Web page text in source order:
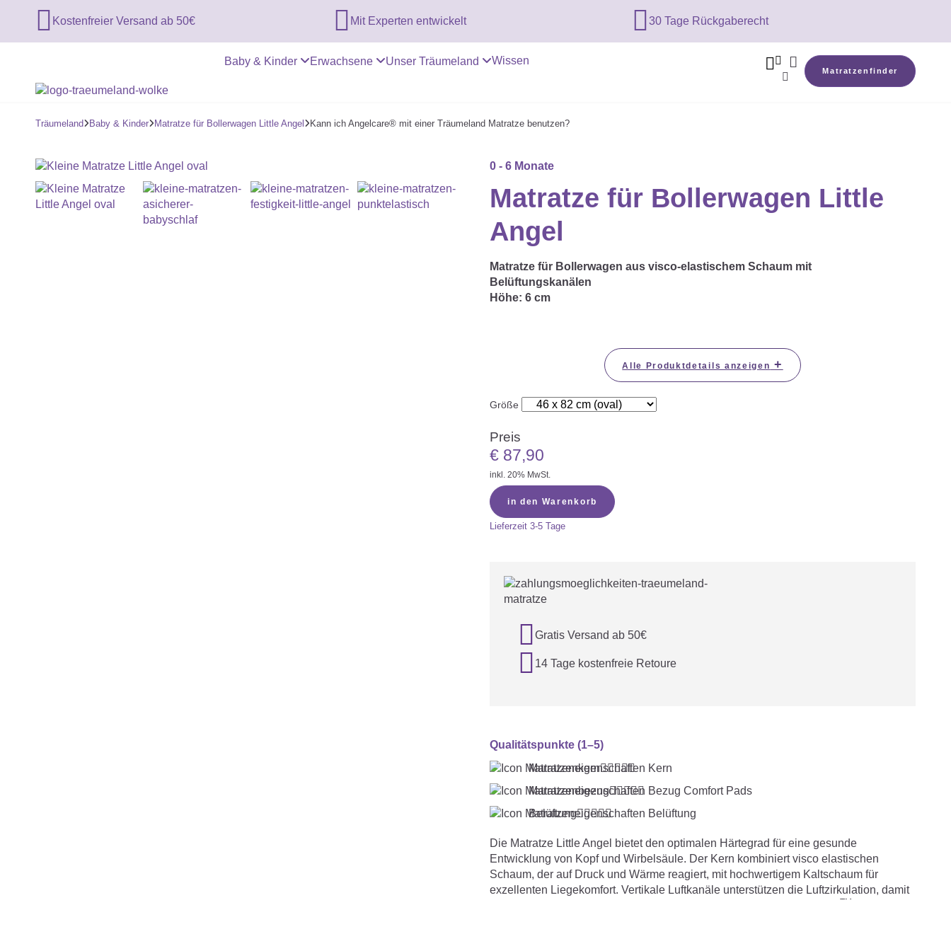
 Kostenfreier Versand ab 50€  Mit Experten entwickelt 30 Tage Rückgaberecht
Baby & Kinder Erwachsene Unser Träumeland Wissen 


Matratzenfinder
Träumeland Baby & Kinder Matratze für Bollerwagen Little Angel  Kann ich Angelcare® mit einer Träumeland Matratze benutzen?
0 - 6 Monate
Matratze für Bollerwagen Little
Angel
Matratze für Bollerwagen aus visco-elastischem Schaum mit
Belüftungskanälen
Höhe: 6 cm
Alle Produktdetails anzeigen +
Größe
Preis
€ 87,90
inkl. 20% MwSt.
in den Warenkorb
Lieferzeit 3-5 Tage
Gratis Versand ab 50€
 14 Tage kostenfreie Retoure
Qualitätspunkte (1–5)
Matratzenkern
Matratzenbezug
Belüftung
Die Matratze Little Angel bietet den optimalen Härtegrad für eine gesunde
Entwicklung von Kopf und Wirbelsäule. Der Kern kombiniert visco elastischen
Schaum, der auf Druck und Wärme reagiert, mit hochwertigem Kaltschaum für
exzellenten Liegekomfort. Vertikale Luftkanäle unterstützen die Luftzirkulation, damit
TM